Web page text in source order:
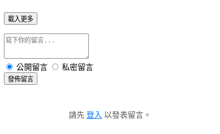
載入更多
公開留言 私密留言
發佈留言
請先 登入 以發表留言。